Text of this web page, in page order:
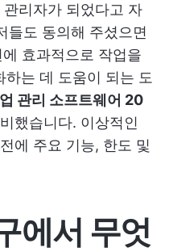
리자가 되었다고 자
들도 동의해 주셨으면
효과적으로 작업을
는 데 도움이 되는 도
관리 소프트웨어 20
했습니다. 이상적인
에 주요 기능, 한도 및
에서 무엇